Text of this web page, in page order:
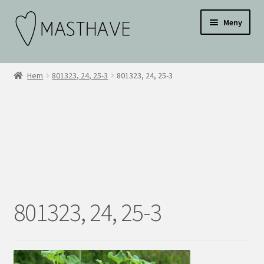
Hoppa
till
navigering
Hoppa
till
innehåll
Meny
WEBBUTIK
ÅF KONTO
Testar
Hem 801323, 24, 25-3 801323, 24, 25-3
801323, 24, 25-3